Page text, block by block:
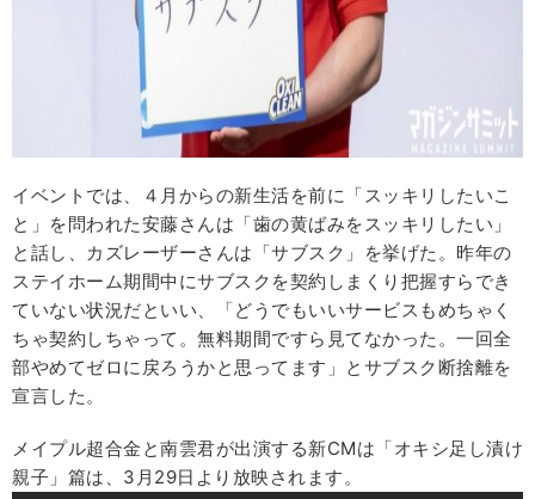
イベントでは、４月からの新生活を前に「スッキリしたいこ
と」を問われた安藤さんは「歯の黄ばみをスッキリしたい」
と話し、カズレーザーさんは「サブスク」を挙げた。昨年の
ステイホーム期間中にサブスクを契約しまくり把握すらでき
ていない状況だといい、「どうでもいいサービスもめちゃく
ちゃ契約しちゃって。無料期間ですら見てなかった。一回全
部やめてゼロに戻ろうかと思ってます」とサブスク断捨離を
宣言した。
メイプル超合金と南雲君が出演する新CMは「オキシ足し漬け
親子」篇は、3月29日より放映されます。